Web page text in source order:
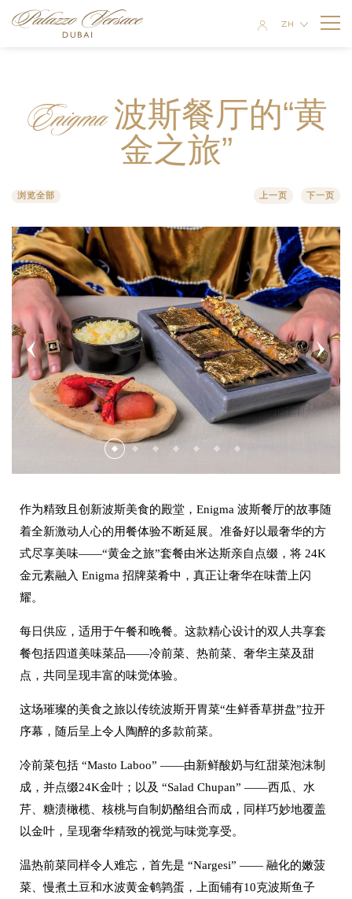
ZH
AR
豪华客房
豪华行政套房 城市景观
豪华行政套房 迪拜河景观
精致套房
豪华套房
极品套房
皇家套房
酒店公寓
三室公寓
三室顶层公寓
MOSAICO
GIARDINO
GAZEBO
VANITAS
ENIGMA
Q'S 酒吧和酒廊
LA PISCINA 池畔餐厅
特价优惠
会议与活动
联欢宴会厅
商务中心
会议厅
设施
婚礼
水疗中心与健身房
水疗中心
水疗服务
服务与设施
泳池
交通服务
健身设施与服务
失物招领服务
BEST RATE GUARANTEE
获奖情况
工作机会
Enigma 波斯餐厅的“黄
金之旅”
浏览全部 上一页 下一页
作为精致且创新波斯美食的殿堂， Enigma 波斯餐厅的故事随
着全新激动人心的用餐体验不断延展。准备好以最奢华的方
式尽享美味——“黄金之旅”套餐由米达斯亲自点缀，将 24K
金元素融入 Enigma 招牌菜肴中，真正让奢华在味蕾上闪
耀。
每日供应，适用于午餐和晚餐。这款精心设计的双人共享套
餐包括四道美味菜品——冷前菜、热前菜、奢华主菜及甜
点，共同呈现丰富的味觉体验。
这场璀璨的美食之旅以传统波斯开胃菜“生鲜香草拼盘”拉开
序幕，随后呈上令人陶醉的多款前菜。
冷前菜包括 “Masto Laboo” ——由新鲜酸奶与红甜菜泡沫制
成，并点缀24K金叶；以及 “Salad Chupan” ——西瓜、水
芹、糖渍橄榄、核桃与自制奶酪组合而成，同样巧妙地覆盖
以金叶，呈现奢华精致的视觉与味觉享受。
温热前菜同样令人难忘，首先是 “Nargesi” —— 融化的嫩菠
菜、慢煮土豆和水波黄金鹌鹑蛋，上面铺有10克波斯鱼子